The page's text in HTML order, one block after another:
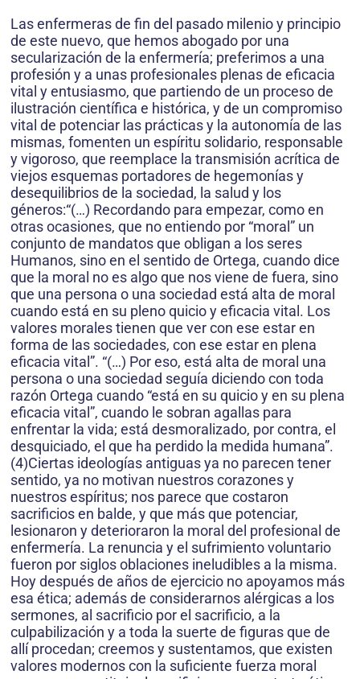
Las enfermeras de fin del pasado milenio y principio
de este nuevo, que hemos abogado por una
secularización de la enfermería; preferimos a una
profesión y a unas profesionales plenas de eficacia
vital y entusiasmo, que partiendo de un proceso de
ilustración científica e histórica, y de un compromiso
vital de potenciar las prácticas y la autonomía de las
mismas, fomenten un espíritu solidario, responsable
y vigoroso, que reemplace la transmisión acrítica de
viejos esquemas portadores de hegemonías y
desequilibrios de la sociedad, la salud y los
géneros:“(…) Recordando para empezar, como en
otras ocasiones, que no entiendo por “moral” un
conjunto de mandatos que obligan a los seres
Humanos, sino en el sentido de Ortega, cuando dice
que la moral no es algo que nos viene de fuera, sino
que una persona o una sociedad está alta de moral
cuando está en su pleno quicio y eficacia vital. Los
valores morales tienen que ver con ese estar en
forma de las sociedades, con ese estar en plena
eficacia vital”. “(…) Por eso, está alta de moral una
persona o una sociedad seguía diciendo con toda
razón Ortega cuando “está en su quicio y en su plena
eficacia vital”, cuando le sobran agallas para
enfrentar la vida; está desmoralizado, por contra, el
desquiciado, el que ha perdido la medida humana”.
(4)Ciertas ideologías antiguas ya no parecen tener
sentido, ya no motivan nuestros corazones y
nuestros espíritus; nos parece que costaron
sacrificios en balde, y que más que potenciar,
lesionaron y deterioraron la moral del profesional de
enfermería. La renuncia y el sufrimiento voluntario
fueron por siglos oblaciones ineludibles a la misma.
Hoy después de años de ejercicio no apoyamos más
esa ética; además de considerarnos alérgicas a los
sermones, al sacrificio por el sacrificio, a la
culpabilización y a toda la suerte de figuras que de
allí procedan; creemos y sustentamos, que existen
valores modernos con la suficiente fuerza moral